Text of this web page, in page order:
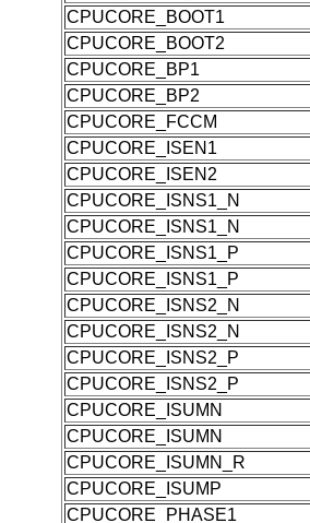
CPUCORE_BOOT1
CPUCORE_BOOT2
CPUCORE_BP1
CPUCORE_BP2
CPUCORE_FCCM
CPUCORE_ISEN1
CPUCORE_ISEN2
CPUCORE_ISNS1_N
CPUCORE_ISNS1_N
CPUCORE_ISNS1_P
CPUCORE_ISNS1_P
CPUCORE_ISNS2_N
CPUCORE_ISNS2_N
CPUCORE_ISNS2_P
CPUCORE_ISNS2_P
CPUCORE_ISUMN
CPUCORE_ISUMN
CPUCORE_ISUMN_R
CPUCORE_ISUMP
CPUCORE_PHASE1